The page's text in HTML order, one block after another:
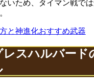
いため、タイマン戦で
と神進化おすすめ武器
スハルバード